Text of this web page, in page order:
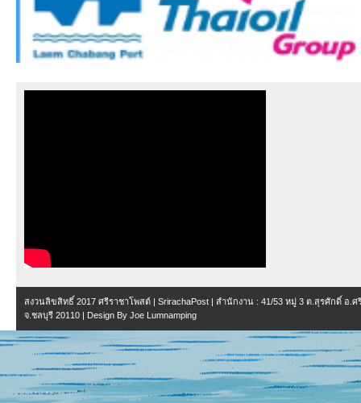
สงวนลิขสิทธิ์ 2017 ศรีราชาโพสต์ | SrirachaPost | สำนักงาน : 41/53 หมู่ 3 ต.สุรศักดิ์ อ.ศ
จ.ชลบุรี 20110 | Design By Joe Lumnamping